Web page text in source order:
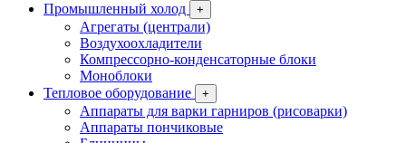
Промышленный холод
+
Агрегаты (централи)
Воздухоохладители
Компрессорно-конденсаторные блоки
Моноблоки
Тепловое оборудование
+
Аппараты для варки гарниров (рисоварки)
Аппараты пончиковые